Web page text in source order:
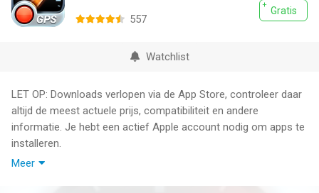
Gratis
557
Watchlist
LET OP: Downloads verlopen via de App Store, controleer daar
altijd de meest actuele prijs, compatibiliteit en andere
informatie. Je hebt een actief Apple account nodig om apps te
installeren.
Meer